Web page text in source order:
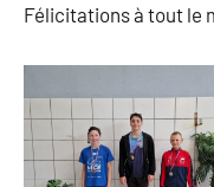
Félicitations à tout le